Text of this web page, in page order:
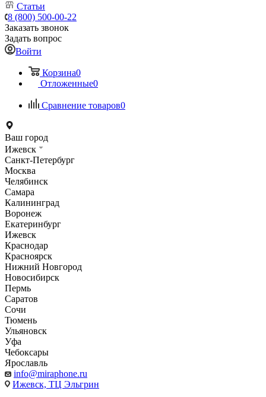
Статьи
8 (800) 500-00-22
Заказать звонок
Задать вопрос
Войти
Корзина0
Отложенные0
Сравнение товаров0
Ваш город
Ижевск
Санкт-Петербург
Москва
Челябинск
Самара
Калининград
Воронеж
Екатеринбург
Ижевск
Краснодар
Красноярск
Нижний Новгород
Новосибирск
Пермь
Саратов
Сочи
Тюмень
Ульяновск
Уфа
Чебоксары
Ярославль
info@miraphone.ru
Ижевск, ТЦ Эльгрин